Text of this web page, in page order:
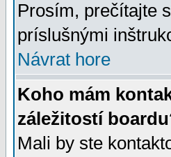
Prosím, prečítajte
príslušnými
Návrat hore
Koho mám
záležitostí
Mali by ste